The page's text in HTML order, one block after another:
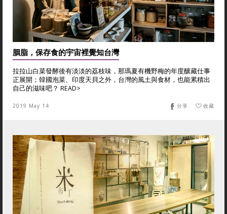
胭脂，保存食的宇宙裡覺知台灣
拉拉山白菜發酵後有淡淡的荔枝味，那瑪夏有機野梅的年度釀藏仕事
正展開；韓國泡菜、印度天貝之外，台灣的風土與食材，也能累積出
自己的滋味吧？ READ>
2019 May 14 收藏
分享